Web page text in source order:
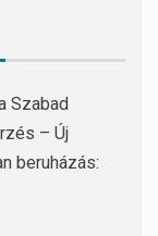
Szabad
– Új
beruházás: